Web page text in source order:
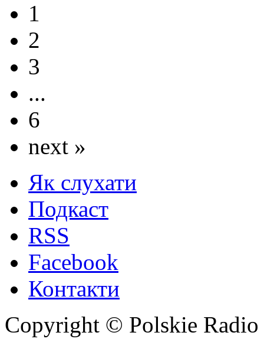
1
2
3
...
6
next »
Як слухати
Подкаст
RSS
Facebook
Контакти
Copyright © Polskie